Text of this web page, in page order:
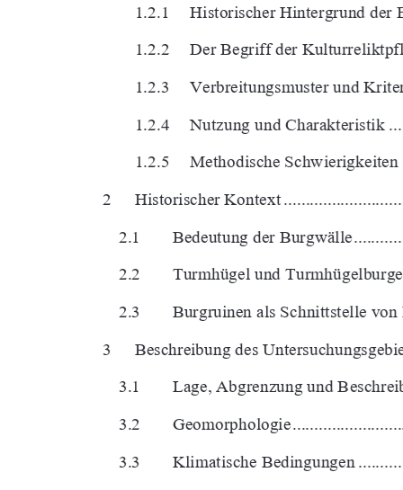
1.2.1     Historischer Hintergrund
1.2.2     Der Begriff der
1.2.3     Verbreitungsmuster und
1.2.4     Nutzung und Charakteristik
1.2.5     Methodische
2     Historischer     Kontext
2.1 Bedeutung der Burgwälle
2.2 Turmhügel und
2.3 Burgruinen als Schnittstelle
3 Beschreibung des
3.1 Lage, Abgrenzung und
3.2       Geomorphologie
3.3       Klimatische       Bedingungen